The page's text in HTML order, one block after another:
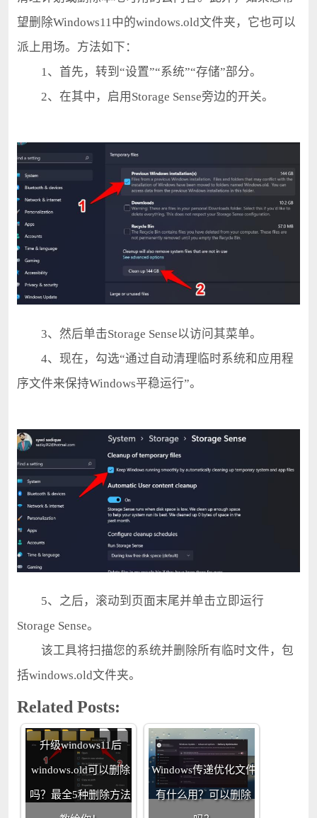
望删除Windows11中的windows.old文件夹，它也可以
派上用场。方法如下：
1、首先，转到“设置”“系统”“存储”部分。
2、在其中，启用Storage Sense旁边的开关。
3、然后单击Storage Sense以访问其菜单。
4、现在，勾选“通过自动清理临时系统和应用程
序文件来保持Windows平稳运行”。
5、之后，滚动到页面末尾并单击立即运行
Storage Sense。
该工具将扫描您的系统并删除所有临时文件，包
括windows.old文件夹。
Related Posts:
升级windows11后
windows.old可以删除
吗？最全5种删除方法
Windows传递优化文件
有什么用？可以删除